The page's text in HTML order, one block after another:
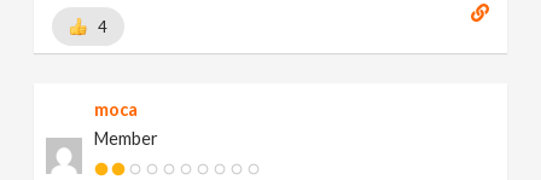
4
moca
Member